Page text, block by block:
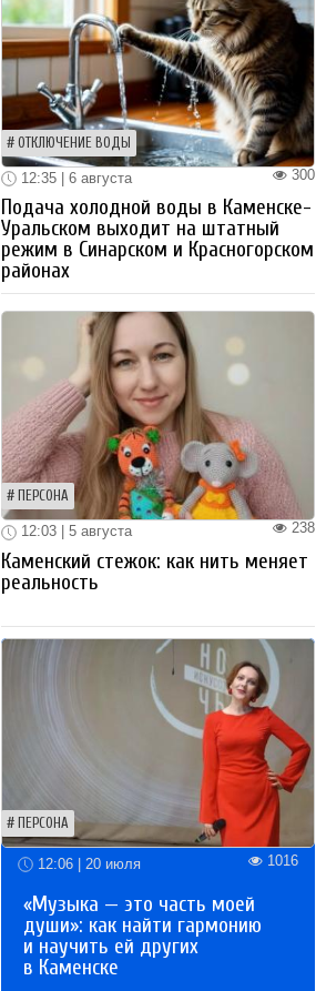
ОТКЛЮЧЕНИЕ ВОДЫ
300
12:35 | 6 августа
Подача холодной воды в Каменске-
Уральском выходит на штатный
режим в Синарском и Красногорском
районах
ПЕРСОНА
238
12:03 | 5 августа
Каменский стежок: как нить меняет
реальность
ПЕРСОНА
12:06 | 20 июля 1016
«Музыка — это часть моей
души»: как найти гармонию
и научить ей других
в Каменске